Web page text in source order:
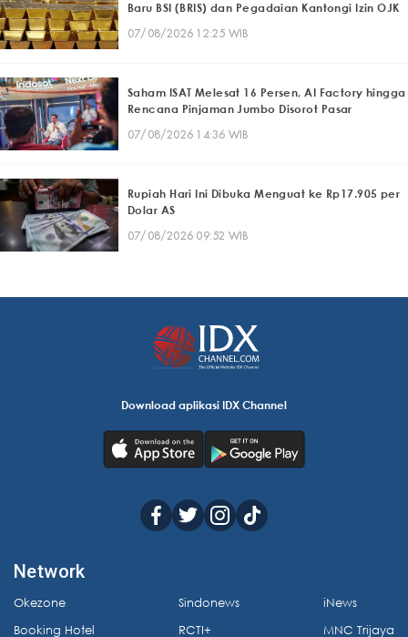
Baru BSI (BRIS) dan Pegadaian Kantongi Izin OJK
07/08/2026 12:25 WIB
Saham ISAT Melesat 16 Persen, AI Factory hingga
Rencana Pinjaman Jumbo Disorot Pasar
07/08/2026 14:36 WIB
Rupiah Hari Ini Dibuka Menguat ke Rp17.905 per
Dolar AS
07/08/2026 09:52 WIB
Download aplikasi IDX Channel
Network
Okezone
Booking Hotel
Sindonews
RCTI+
iNews
MNC Trijaya